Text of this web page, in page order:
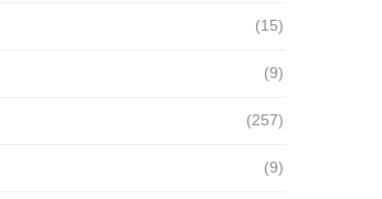
(15)
(9)
(257)
(9)